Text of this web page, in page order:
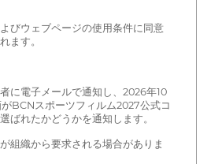
びウェブページの使用条件に同意
ます。
に電子メールで通知し、2026年10
BCNスポーツフィルム2027公式コ
ばれたかどうかを通知します。
組織から要求される場合がありま